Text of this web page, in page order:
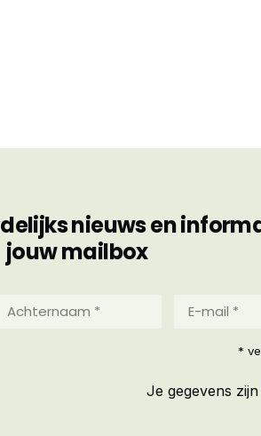
nieuws en
jouw mailbox
Achternaam
mail
*
Je gegevens zijn